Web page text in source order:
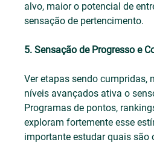
alvo, maior o potencial de
sensação de pertencimento.
5. Sensação de Progresso e
Ver etapas sendo cumpridas,
níveis avançados ativa o
Programas de pontos,
exploram fortemente esse
importante estudar quais são